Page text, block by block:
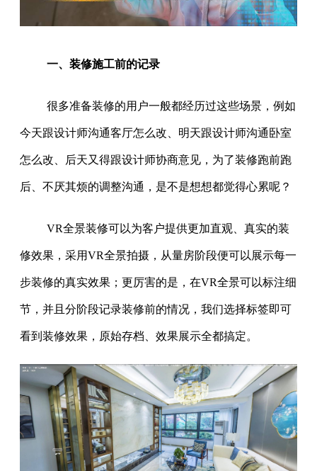
一、装修施工前的记录
很多准备装修的用户一般都经历过这些场景，例如
今天跟设计师沟通客厅怎么改、明天跟设计师沟通卧室
怎么改、后天又得跟设计师协商意见，为了装修跑前跑
后、不厌其烦的调整沟通，是不是想想都觉得心累呢？
VR全景装修可以为客户提供更加直观、真实的装
修效果，采用VR全景拍摄，从量房阶段便可以展示每一
步装修的真实效果；更厉害的是，在VR全景可以标注细
节，并且分阶段记录装修前的情况，我们选择标签即可
看到装修效果，原始存档、效果展示全都搞定。